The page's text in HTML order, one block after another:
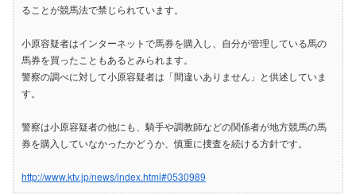
ることが競馬法で禁じられています。
小原容疑者はインターネットで馬券を購入し、自分が管理している馬の
馬券を買ったこともあるとみられます。
警察の調べに対して小原容疑者は「間違いありません」と供述していま
す。
警察は小原容疑者の他にも、騎手や調教師などの関係者が地方競馬の馬
券を購入していなかったかどうか、慎重に捜査を続ける方針です。
http://www.ktv.jp/news/index.html#0530989